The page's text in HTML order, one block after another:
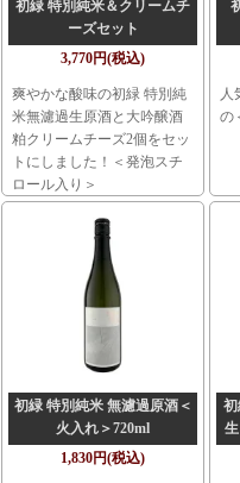
初緑 特別純米＆クリームチ
ーズセット
3,770円(税込)
爽やかな酸味の初緑 特別純
米無濾過生原酒と大吟醸酒
粕クリームチーズ2個をセッ
トにしました！＜発泡スチ
ロール入り＞
人
の
初緑 特別純米 無濾過原酒＜
火入れ＞720ml
1,830円(税込)
初